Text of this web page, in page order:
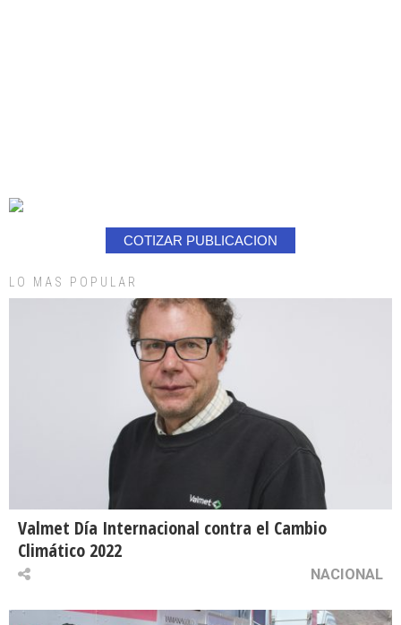
COTIZAR PUBLICACION
LO MAS POPULAR
Valmet Día Internacional contra el Cambio
Climático 2022
NACIONAL